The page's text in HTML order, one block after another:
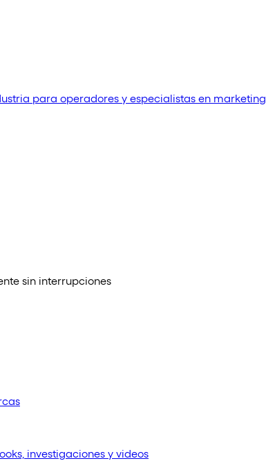
para operadores y especialistas en marketing
sin interrupciones
investigaciones y videos